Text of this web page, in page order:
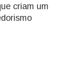
criam um